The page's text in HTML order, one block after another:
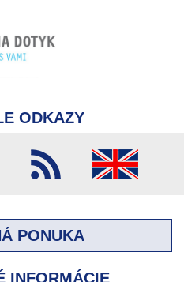
ODKAZY
PONUKA
INFORMÁCIE